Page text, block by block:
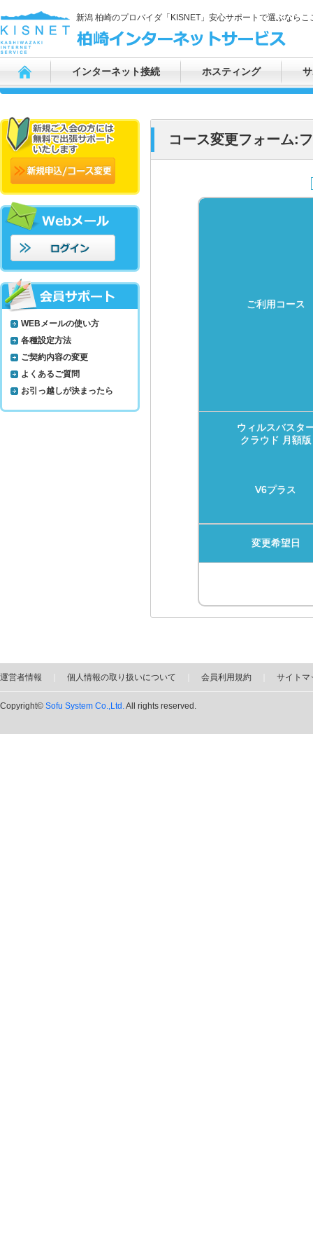
新潟 柏崎のプロバイダ「KISNET」安心サポートで選ぶならこ
インターネット接続 ホスティング
コース変更フォーム:
ご利用コース
ウィルスバスタ
クラウド 月額版
V6プラス
変更希望日
WEBメールの使い方
各種設定方法
ご契約内容の変更
よくあるご質問
お引っ越しが決まったら
運営者情報 個人情報の取り扱いについて 会員利用規約 サイトマ
Copyright© Sofu System Co.,Ltd. All rights reserved.